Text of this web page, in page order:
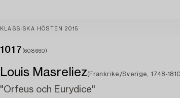
KLASSISKA HÖSTEN 2015
1017 (608660)
Louis Masreliez(Frankrike/Sverige, 1748-
"Orfeus och Eurydice"